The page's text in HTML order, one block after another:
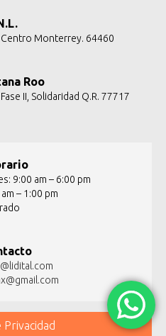
Monterrey. 64460
Roo
II, Solidaridad Q.R. 77717
9:00 am – 6:00 pm
– 1:00 pm
Privacidad